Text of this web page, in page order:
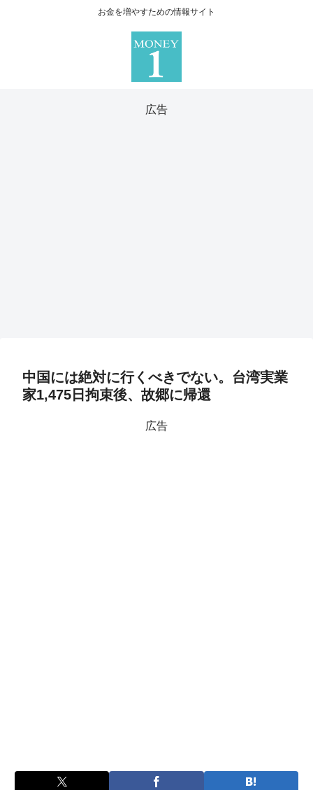
お金を増やすための情報サイト
広告
中国には絶対に行くべきでない。台湾実業
家1,475日拘束後、故郷に帰還
広告